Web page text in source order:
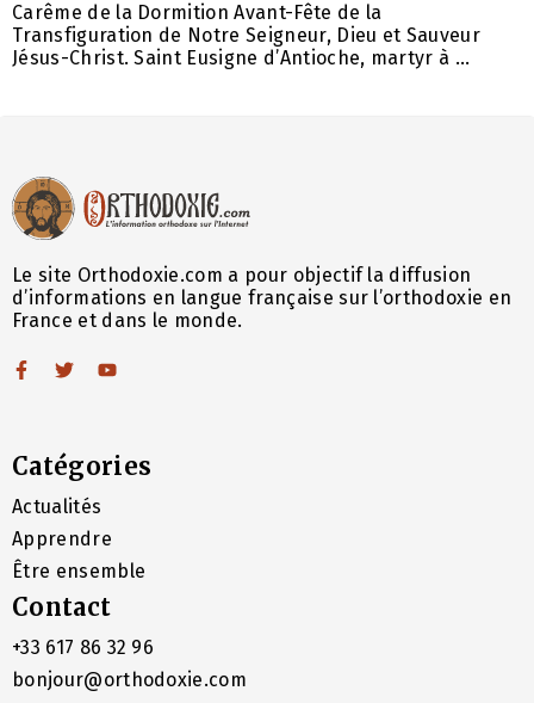
Carême de la Dormition Avant-Fête de la
Transfiguration de Notre Seigneur, Dieu et Sauveur
Jésus-Christ. Saint Eusigne d’Antioche, martyr à ...
Le site Orthodoxie.com a pour objectif la diffusion
d’informations en langue française sur l’orthodoxie en
France et dans le monde.
Catégories
Actualités
Apprendre
Être ensemble
Contact
+33 617 86 32 96
bonjour@orthodoxie.com